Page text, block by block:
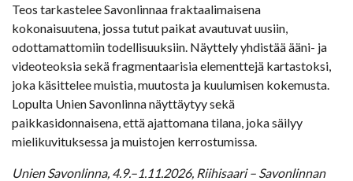
Teos tarkastelee Savonlinnaa fraktaalimaisena
kokonaisuutena, jossa tutut paikat avautuvat uusiin,
odottamattomiin todellisuuksiin. Näyttely yhdistää ääni- ja
videoteoksia sekä fragmentaarisia elementtejä kartastoksi,
joka käsittelee muistia, muutosta ja kuulumisen kokemusta.
Lopulta Unien Savonlinna näyttäytyy sekä
paikkasidonnaisena, että ajattomana tilana, joka säilyy
mielikuvituksessa ja muistojen kerrostumissa.
Unien Savonlinna, 4.9.–1.11.2026, Riihisaari – Savonlinnan